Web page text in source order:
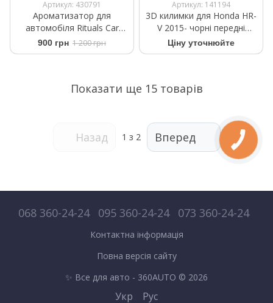
Артикул: 430791
Ароматизатор для
автомобіля Rituals ​Car
Perfume The Rituals Wild Fig
+2 Refills 6 ml
900 грн 1 200 грн
Артикул: 141194
3D килимки для Honda HR-
V 2015- чорні передні
WeatherTech 447051
Ціну уточнюйте
Показати ще 15 товарів
Назад 1 з 2 Вперед
068 360-24-24 095 360-24-24 073 360-24-24
Контактна інформація
Повна версія сайту
✨ Все для авто - 360AUTO © 2026
Укр Рус